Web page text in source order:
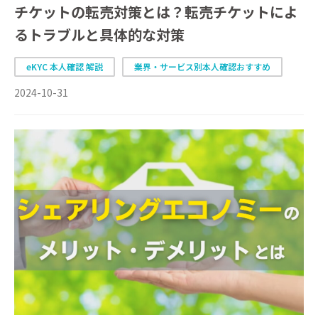
チケットの転売対策とは？転売チケットによ
るトラブルと具体的な対策
eKYC 本人確認 解説 業界・サービス別本人確認おすすめ
2024-10-31